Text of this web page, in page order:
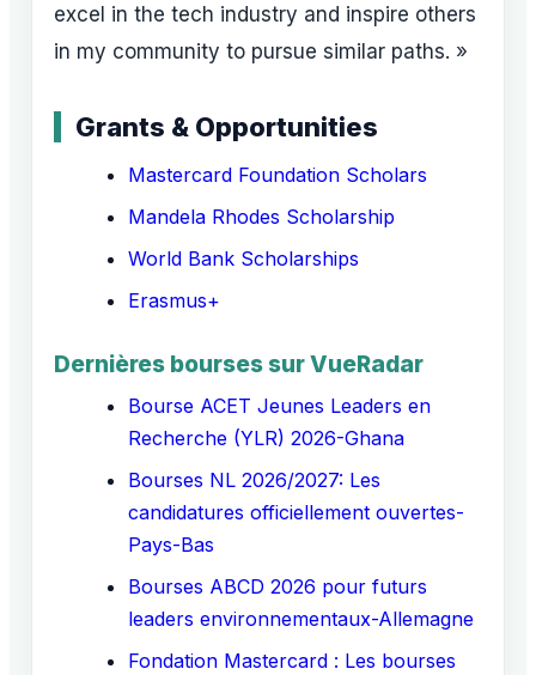
excel in the tech industry and inspire others
in my community to pursue similar paths. »
Grants & Opportunities
Mastercard Foundation Scholars
Mandela Rhodes Scholarship
World Bank Scholarships
Erasmus+
Dernières bourses sur VueRadar
Bourse ACET Jeunes Leaders en
Recherche (YLR) 2026-Ghana
Bourses NL 2026/2027: Les
candidatures officiellement ouvertes-
Pays-Bas
Bourses ABCD 2026 pour futurs
leaders environnementaux-Allemagne
Fondation Mastercard : Les bourses